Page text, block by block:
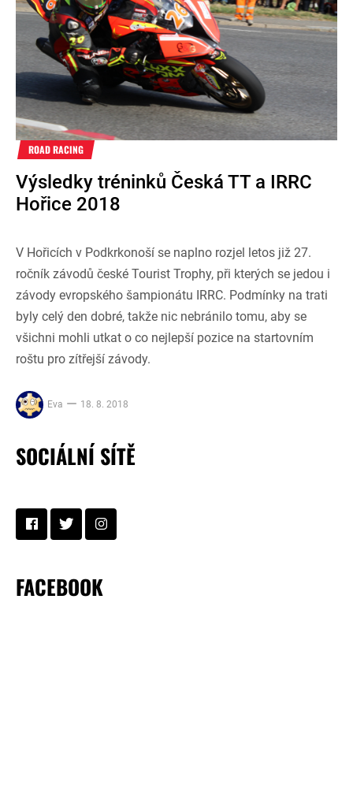
ROAD RACING
Výsledky tréninků Česká TT a IRRC
Hořice 2018
V Hořicích v Podkrkonoší se naplno rozjel letos již 27.
ročník závodů české Tourist Trophy, při kterých se jedou i
závody evropského šampionátu IRRC. Podmínky na trati
byly celý den dobré, takže nic nebránilo tomu, aby se
všichni mohli utkat o co nejlepší pozice na startovním
roštu pro zítřejší závody.
Eva 18. 8. 2018
SOCIÁLNÍ SÍTĚ
FACEBOOK